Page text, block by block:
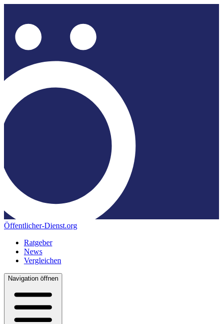
Öffentlicher-Dienst.org
Ratgeber
News
Vergleichen
Navigation öffnen